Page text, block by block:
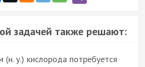
задачей также решают:
(н. у.) кислорода потребуется